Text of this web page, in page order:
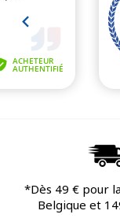
*Dès 49 € pour
Belgique et